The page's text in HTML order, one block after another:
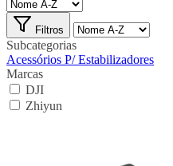
Filtros
Subcategorias
Acessórios P/ Estabilizadores
Marcas
DJI
Zhiyun